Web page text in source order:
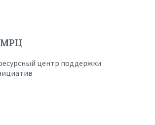
центр поддержки